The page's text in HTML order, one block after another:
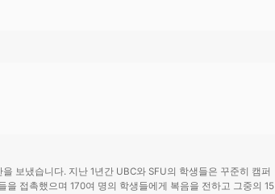
보냈습니다. 지난 1년간 UBC와 SFU의 학생들은 꾸준히 캠퍼
접촉했으며 170여 명의 학생들에게 복음을 전하고 그중의 15